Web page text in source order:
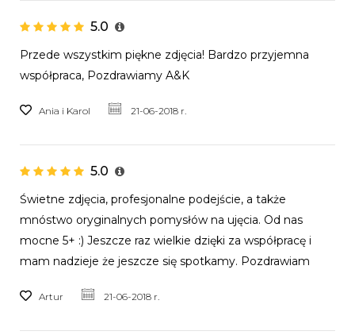
5.0
Przede wszystkim piękne zdjęcia! Bardzo przyjemna
współpraca, Pozdrawiamy A&K
Ania i Karol 21-06-2018 r.
5.0
Świetne zdjęcia, profesjonalne podejście, a także
mnóstwo oryginalnych pomysłów na ujęcia. Od nas
mocne 5+ :) Jeszcze raz wielkie dzięki za współpracę i
mam nadzieje że jeszcze się spotkamy. Pozdrawiam
Artur 21-06-2018 r.